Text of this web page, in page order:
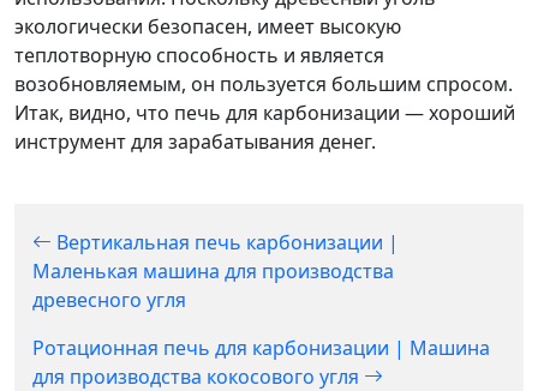
экологически безопасен, имеет высокую
теплотворную способность и является
возобновляемым, он пользуется большим спросом.
Итак, видно, что печь для карбонизации — хороший
инструмент для зарабатывания денег.
Вертикальная печь карбонизации |
Маленькая машина для производства
древесного угля
Ротационная печь для карбонизации | Машина
для производства кокосового угля